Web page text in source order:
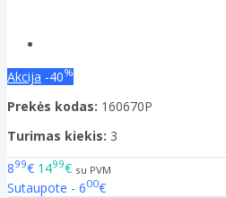
Akcija -40%
Prekės kodas: 160670P
Turimas kiekis: 3
899€ 1499€ su PVM
Sutaupote - 600€